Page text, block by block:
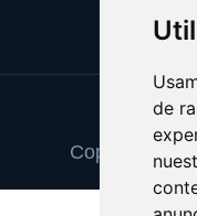
de
Copyright ©